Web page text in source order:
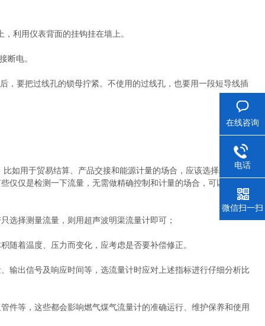
利用仪表背面的挂钩挂在墙上。
断电。
要把过线孔的锁母拧紧。不使用的过线孔，也要用一段短导线插
用于贸易结算、产品交接和能源计量的场合，应该选择精度等级
仅是检测一下流量，无需做精确控制和计量的场合，可以选择精
择测量流量，则用超声波明渠流量计即可；
着温度、压力而变化，应考虑是否要补偿修正。
出信号及响应时间等，选流量计时应对上述指标进行仔细分析比
等，这些都会影响燃气煤气流量计的准确运行、维护保养和使用
在线咨询
电话
微信扫一扫